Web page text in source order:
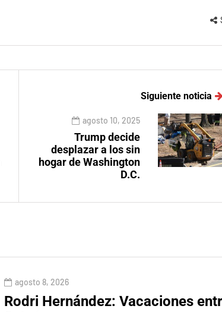
Siguiente noticia
agosto 10, 2025
Trump decide
desplazar a los sin
hogar de Washington
D.C.
agosto 8, 2026
Rodri Hernández: Vacaciones